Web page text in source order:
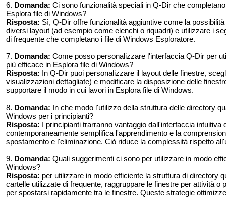
6. Domanda: Ci sono funzionalità speciali in Q-Dir che
Esplora file di Windows?
Risposta: Sì, Q-Dir offre funzionalità aggiuntive come la
diversi layout (ad esempio come elenchi o riquadri) e utilizzare i
di frequente che completano i file di Windows Esploratore.
7. Domanda: Come posso personalizzare l'interfaccia Q-Dir per
più efficace in Esplora file di Windows?
Risposta: In Q-Dir puoi personalizzare il layout delle finestre,
visualizzazioni dettagliate) e modificare la disposizione delle
supportare il modo in cui lavori in Esplora file di Windows.
8. Domanda: In che modo l'utilizzo della struttura delle directory
Windows per i principianti?
Risposta: I principianti trarranno vantaggio dall'interfaccia
contemporaneamente semplifica l'apprendimento e la
spostamento e l'eliminazione. Ciò riduce la complessità rispetto
9. Domanda: Quali suggerimenti ci sono per utilizzare in modo
Windows?
Risposta: per utilizzare in modo efficiente la struttura di directory
cartelle utilizzate di frequente, raggruppare le finestre per attività
per spostarsi rapidamente tra le finestre. Queste strategie